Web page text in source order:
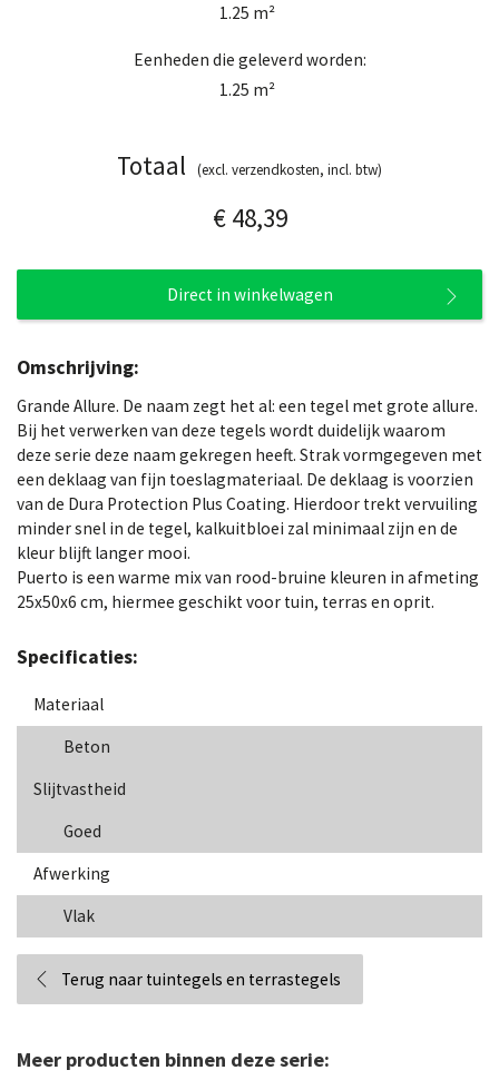
1.25 m²
Eenheden die geleverd worden:
1.25 m²
Totaal (excl. verzendkosten, incl. btw)
€ 48,39
Direct in winkelwagen
Omschrijving:
Grande Allure. De naam zegt het al: een tegel met grote allure.
Bij het verwerken van deze tegels wordt duidelijk waarom
deze serie deze naam gekregen heeft. Strak vormgegeven met
een deklaag van fijn toeslagmateriaal. De deklaag is voorzien
van de Dura Protection Plus Coating. Hierdoor trekt vervuiling
minder snel in de tegel, kalkuitbloei zal minimaal zijn en de
kleur blijft langer mooi.
Puerto is een warme mix van rood-bruine kleuren in afmeting
25x50x6 cm, hiermee geschikt voor tuin, terras en oprit.
Specificaties:
Materiaal
Beton
Slijtvastheid
Goed
Afwerking
Vlak
Terug naar tuintegels en terrastegels
Meer producten binnen deze serie: